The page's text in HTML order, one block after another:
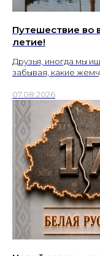
Путешествие во
летие!
Друзья, иногда мы
забывая, какие
07.08.2026